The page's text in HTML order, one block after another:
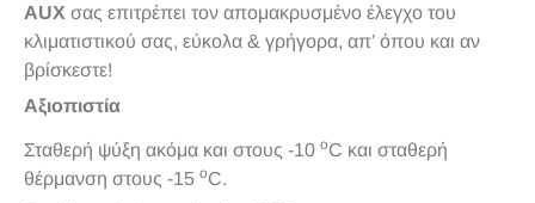
AUX σας επιτρέπει τον απομακρυσμένο έλεγχο του
κλιματιστικού σας, εύκολα & γρήγορα, απ’ όπου και αν
βρίσκεστε!
Αξιοπιστία
Σταθερή ψύξη ακόμα και στους -10 oC και σταθερή
θέρμανση στους -15 oC.